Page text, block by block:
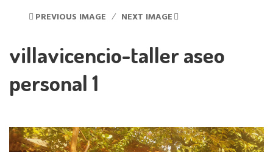
PREVIOUS IMAGE NEXT IMAGE
villavicencio-taller aseo
personal 1